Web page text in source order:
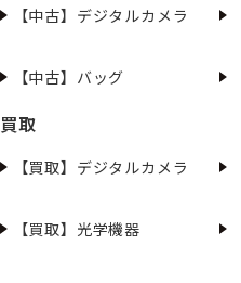
【中古】デジタルカメラ
【中古】バッグ
買取
【買取】デジタルカメラ
【買取】光学機器